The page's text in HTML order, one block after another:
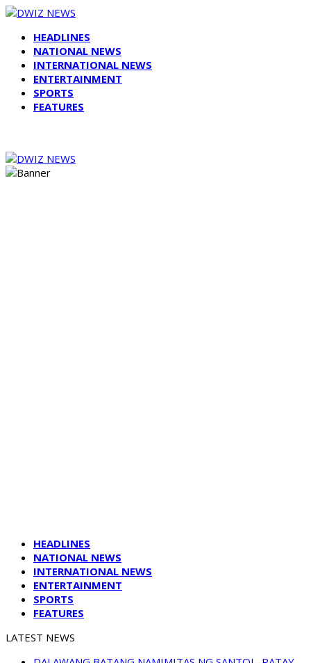
HEADLINES
NATIONAL NEWS
INTERNATIONAL NEWS
ENTERTAINMENT
SPORTS
FEATURES
HEADLINES
NATIONAL NEWS
INTERNATIONAL NEWS
ENTERTAINMENT
SPORTS
FEATURES
LATEST NEWS